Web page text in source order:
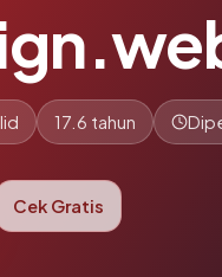
17.6 tahun
Cek Gratis